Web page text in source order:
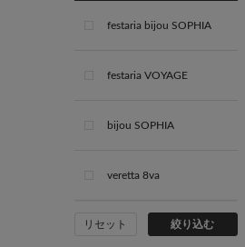
festaria bijou SOPHIA
festaria VOYAGE
bijou SOPHIA
veretta 8va
リセット 絞り込む